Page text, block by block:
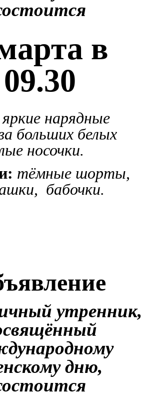
в
09.30
яркие нарядные
больших белых
носочки.
тёмные шорты,
бабочки.
утренник,
дню,